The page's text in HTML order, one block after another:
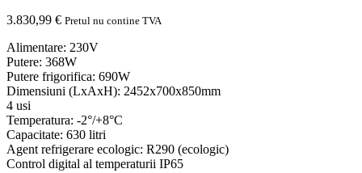
3.830,99 € Pretul nu contine TVA
Alimentare: 230V
Putere: 368W
Putere frigorifica: 690W
Dimensiuni (LxAxH): 2452x700x850mm
4 usi
Temperatura: -2°/+8°C
Capacitate: 630 litri
Agent refrigerare ecologic: R290 (ecologic)
Control digital al temperaturii IP65